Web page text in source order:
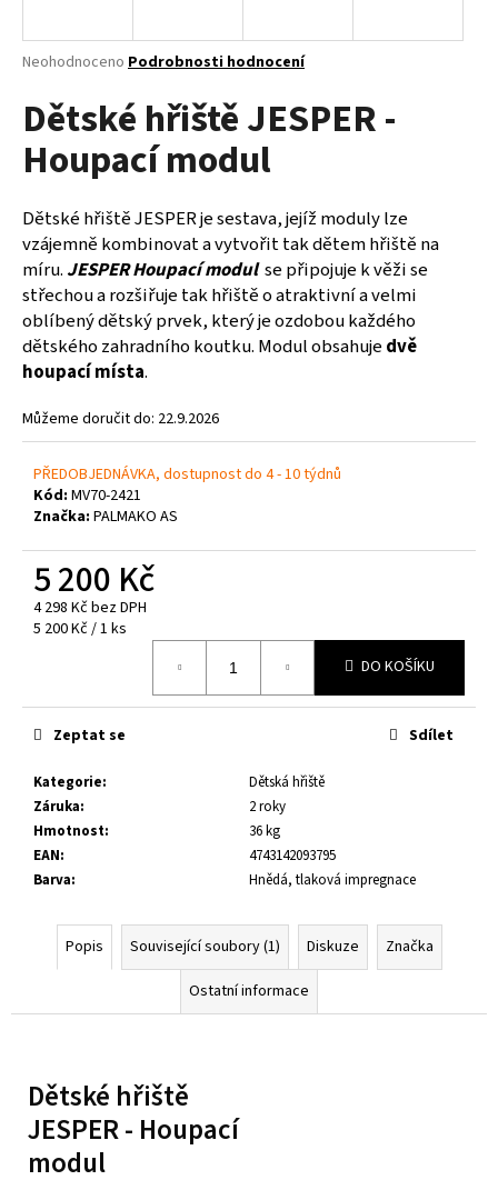
Průměrné
produktu
je
0,0
z
hvězdiček.
Neohodnoceno Podrobnosti hodnocení
Dětské hřiště JESPER -
Houpací modul
Dětské hřiště JESPER je sestava, jejíž moduly lze
vzájemně kombinovat a vytvořit tak dětem hřiště na
míru. JESPER Houpací modulse připojuje k věži se
střechou a rozšiřuje tak hřiště o atraktivní a velmi
oblíbený dětský prvek, který je ozdobou každého
dětského zahradního koutku. Modul obsahujedvě
houpací místa.
Můžeme doručit do: 22.9.2026
PŘEDOBJEDNÁVKA, dostupnost do 4 - 10 týdnů
Kód: MV70-2421
Značka: PALMAKO AS
5 200 Kč
4 298 Kč bez DPH
Měrná
5 200 Kč / 1 ks
DO KOŠÍKU
Kategorie:
Dětská hřiště
Záruka:
2 roky
Hmotnost:
36 kg
EAN:
4743142093795
Barva: Hnědá, tlaková impregnace
Zeptat se Sdílet
Popis Související soubory (1) Diskuze
Značka
Ostatní informace
Dětské hřiště
JESPER - Houpací
modul
j
t
?
HLEDAT
D
o
o
r
u
j
m
e
HŘIŠTĚ
MERIT
800
Kč